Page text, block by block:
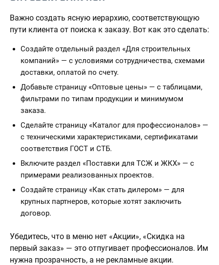
Важно создать ясную иерархию, соответствующую
пути клиента от поиска к заказу. Вот как это сделать:
Создайте отдельный раздел «Для строительных
компаний» — с условиями сотрудничества, схемами
доставки, оплатой по счету.
Добавьте страницу «Оптовые цены» — с таблицами,
фильтрами по типам продукции и минимумом
заказа.
Сделайте страницу «Каталог для профессионалов» —
с техническими характеристиками, сертификатами
соответствия ГОСТ и СТБ.
Включите раздел «Поставки для ТСЖ и ЖКХ» — с
примерами реализованных проектов.
Создайте страницу «Как стать дилером» — для
крупных партнеров, которые хотят заключить
договор.
Убедитесь, что в меню нет «Акции», «Скидка на
первый заказ» — это отпугивает профессионалов. Им
нужна прозрачность, а не рекламные акции.